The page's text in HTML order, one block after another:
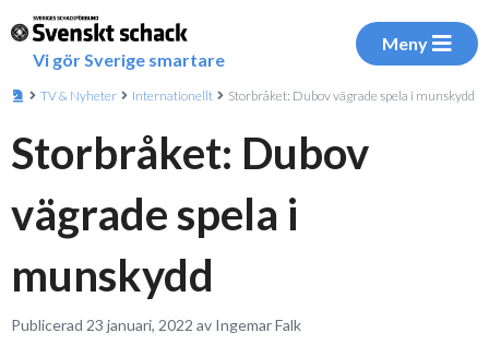
Vi gör Sverige smartare
Meny
TV & Nyheter Internationellt Storbråket: Dubov vägrade spela i munskydd
Storbråket: Dubov
vägrade spela i
munskydd
Publicerad 23 januari, 2022 av Ingemar Falk